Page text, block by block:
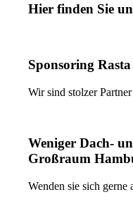
Hier finden Sie
Sponsoring Rasta
Wir sind stolzer
Weniger Dach-
Großraum
Wenden sie sich gerne